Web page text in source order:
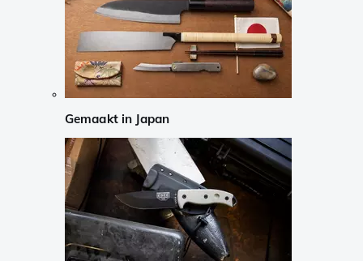
Gemaakt in Japan